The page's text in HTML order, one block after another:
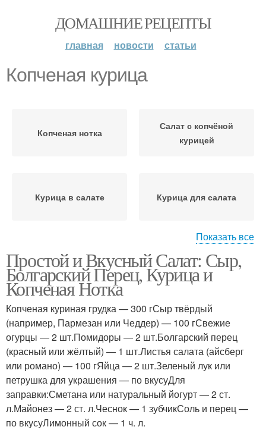
ДОМАШНИЕ РЕЦЕПТЫ
главная новости статьи
Копченая курица
Копченая нотка
Салат с копчёной
курицей
Курица в салате Курица для салата
Салат с курицей Цезарь с курицей
Курица с болгарским
перцем
Салат из копченой
курицы
"копченая курица
Цезарь с копченой
курицей
Показать все
Простой и Вкусный Салат: Сыр,
Болгарский Перец, Курица и
Копченая Нотка
Копченая куриная грудка — 300 гСыр твёрдый
(например, Пармезан или Чеддер) — 100 гСвежие
огурцы — 2 шт.Помидоры — 2 шт.Болгарский перец
(красный или жёлтый) — 1 шт.Листья салата (айсберг
или романо) — 100 гЯйца — 2 шт.Зеленый лук или
петрушка для украшения — по вкусуДля
заправки:Сметана или натуральный йогурт — 2 ст.
л.Майонез — 2 ст. л.Чеснок — 1 зубчикСоль и перец —
по вкусуЛимонный сок — 1 ч. л.